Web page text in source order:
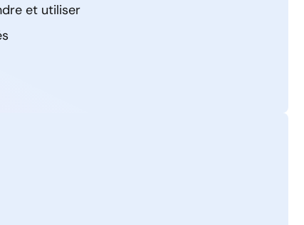
et utiliser